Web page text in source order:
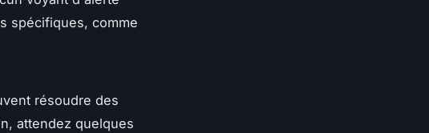
spécifiques, comme
résoudre des
attendez quelques